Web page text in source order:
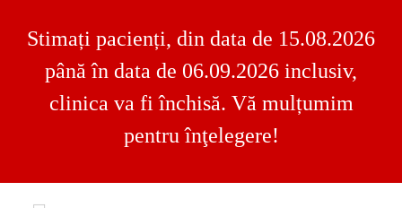
Stimați pacienți, din data de 15.08.2026
până în data de 06.09.2026 inclusiv,
clinica va fi închisă. Vă mulțumim
pentru înţelegere!